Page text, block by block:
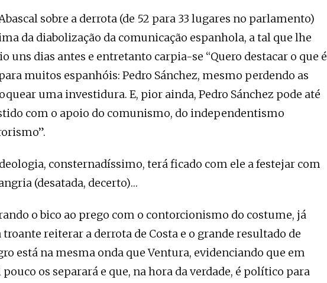
sobre a derrota (de 52 para 33 lugares no parlamento)
da diabolização da comunicação espanhola, a tal que lhe
uns dias antes e entretanto carpia-se “Quero destacar o que é
muitos espanhóis: Pedro Sánchez, mesmo perdendo as
uma investidura. E, pior ainda, Pedro Sánchez pode até
com o apoio do comunismo, do independentismo
consternadíssimo, terá ficado com ele a festejar com
(desatada, decerto)…
o bico ao prego com o contorcionismo do costume, já
reiterar a derrota de Costa e o grande resultado de
está na mesma onda que Ventura, evidenciando que em
os separará e que, na hora da verdade, é político para